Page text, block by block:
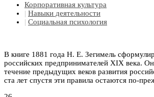
Корпоративная культура
| Навыки деятельности
| Социальная психология
В книге 1881 года Н. E. Зегимель
российских предпринимателей XIX века.
течение предыдущих веков развития
ста лет спустя эти правила остаются по-